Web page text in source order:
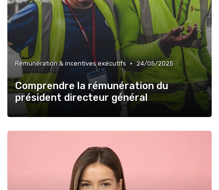
Rémunération & incentives exécutifs • 24/05/2025
Comprendre la rémunération du
président directeur général